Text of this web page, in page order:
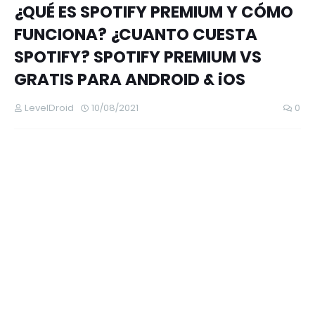
¿QUÉ ES SPOTIFY PREMIUM Y CÓMO
FUNCIONA? ¿CUANTO CUESTA
SPOTIFY? SPOTIFY PREMIUM VS
GRATIS PARA ANDROID & iOS
LevelDroid 10/08/2021 0